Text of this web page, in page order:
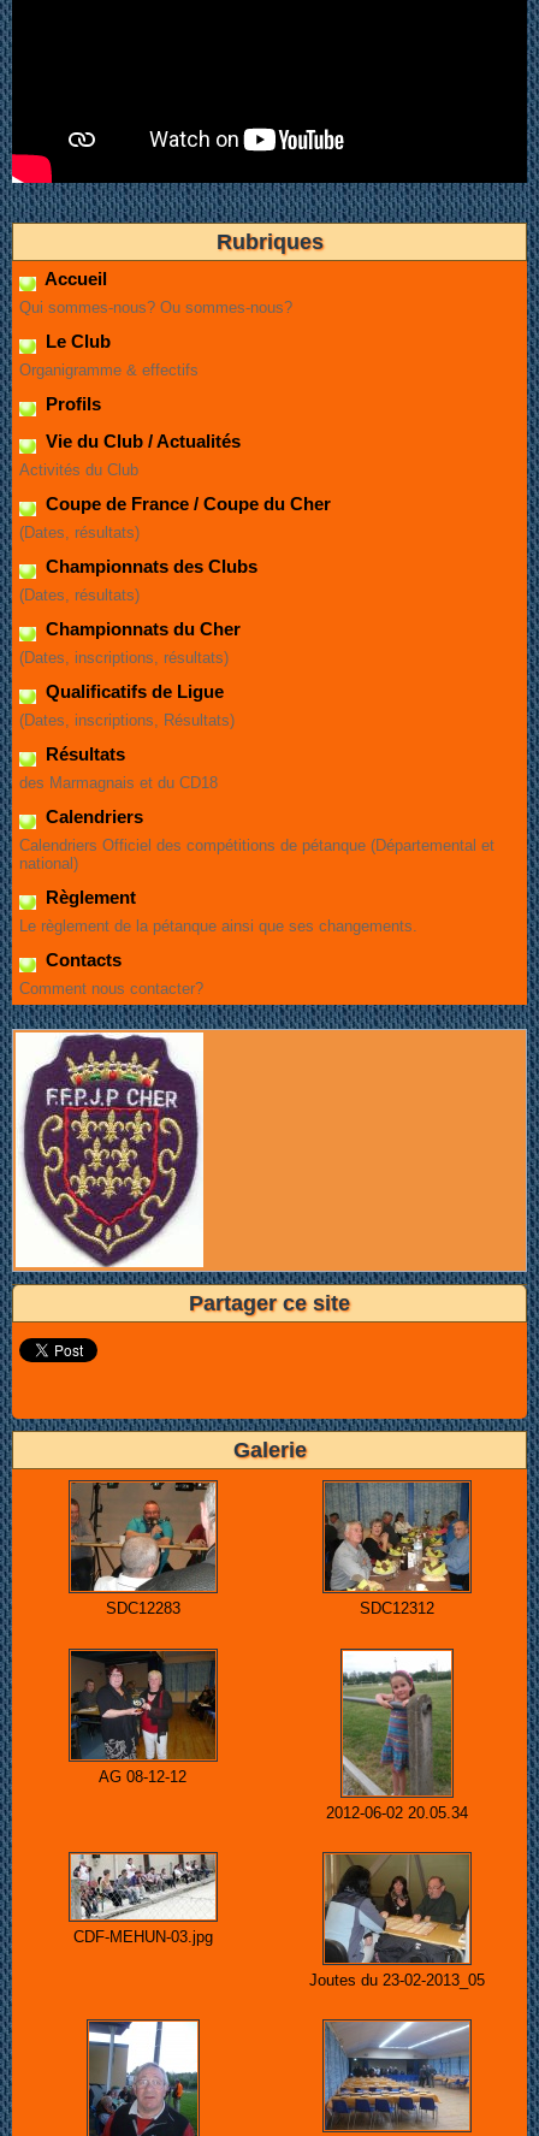
Rubriques
Accueil
Qui sommes-nous? Ou sommes-nous?
Le Club
Organigramme & effectifs
Profils
Vie du Club / Actualités
Activités du Club
Coupe de France / Coupe du Cher
(Dates, résultats)
Championnats des Clubs
(Dates, résultats)
Championnats du Cher
(Dates, inscriptions, résultats)
Qualificatifs de Ligue
(Dates, inscriptions, Résultats)
Résultats
des Marmagnais et du CD18
Calendriers
Calendriers Officiel des compétitions de pétanque (Départemental et
national)
Règlement
Le règlement de la pétanque ainsi que ses changements.
Contacts
Comment nous contacter?
Partager ce site
Galerie
SDC12283 SDC12312
AG 08-12-12
2012-06-02 20.05.34
CDF-MEHUN-03.jpg
Joutes du 23-02-2013_05